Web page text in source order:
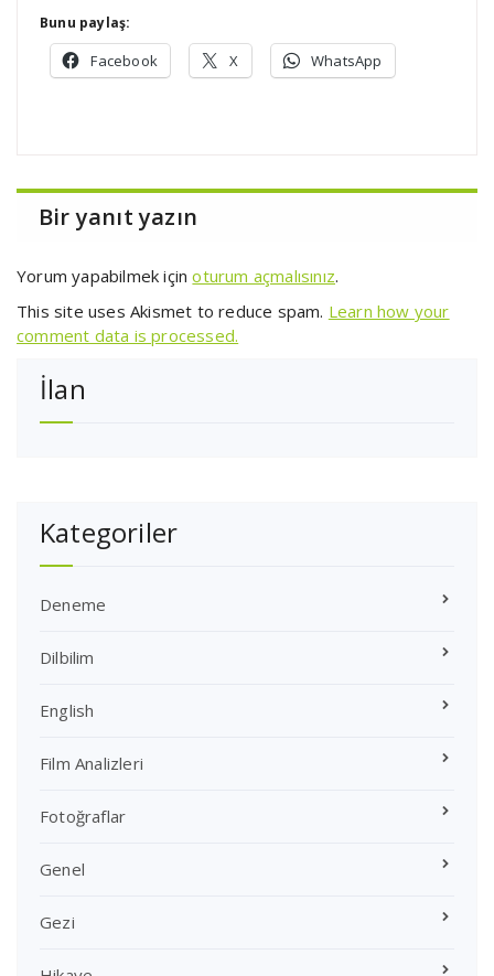
Bunu paylaş:
Facebook X WhatsApp
Bir yanıt yazın
Yorum yapabilmek içinoturum açmalısınız.
This site uses Akismet to reduce spam. Learn how your
comment data is processed.
İlan
Kategoriler
Deneme
Dilbilim
English
Film Analizleri
Fotoğraflar
Genel
Gezi